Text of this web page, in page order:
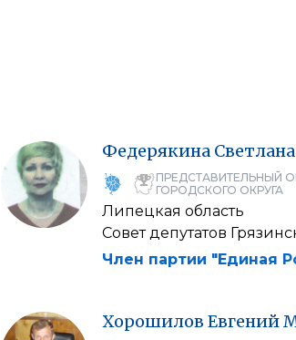
Федерякина Светлана
ПРЕДСТАВИТЕЛЬНЫЙ
ГОРОДСКОГО ОКРУГА
Липецкая область
Совет депутатов
Член партии "Единая
Хорошилов Евгений